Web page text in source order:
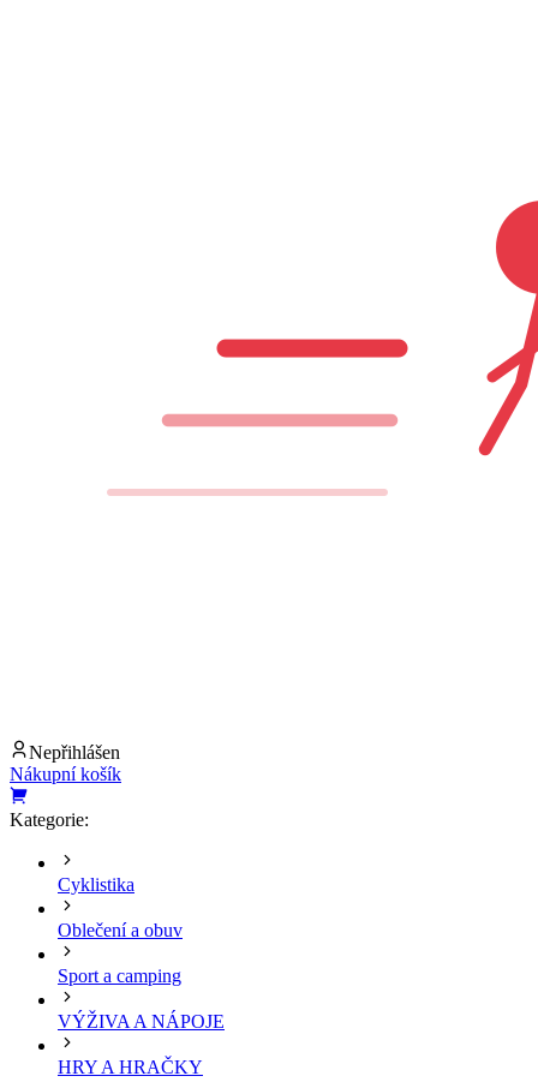
Nepřihlášen
Nákupní košík
Kategorie:
Cyklistika
Oblečení a obuv
Sport a camping
VÝŽIVA A NÁPOJE
HRY A HRAČKY